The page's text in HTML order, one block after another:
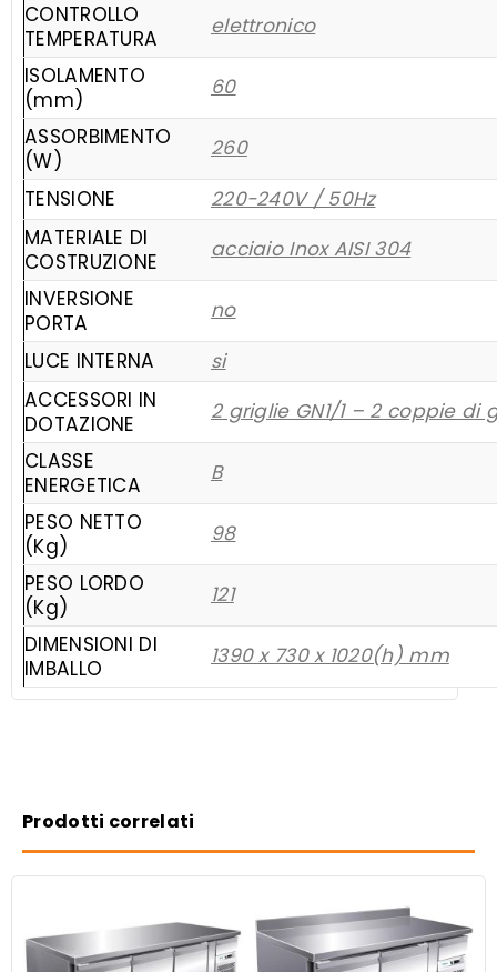
CONTROLLO
TEMPERATURA
elettronico
ISOLAMENTO
(mm)
60
ASSORBIMENTO
(W)
260
TENSIONE
220-240V / 50Hz
MATERIALE DI
COSTRUZIONE
acciaio Inox AISI 304
INVERSIONE
PORTA
no
LUCE INTERNA
si
ACCESSORI IN
DOTAZIONE
2 griglie GN1/1 – 2 coppie di
CLASSE
ENERGETICA
B
PESO NETTO
(Kg)
98
PESO LORDO
(Kg)
121
DIMENSIONI DI
IMBALLO
1390 x 730 x 1020(h) mm
Prodotti correlati